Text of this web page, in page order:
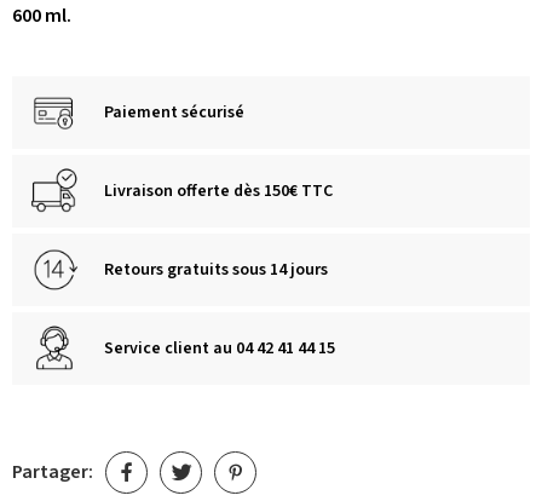
600 ml.
Paiement sécurisé
Livraison offerte dès 150€ TTC
Retours gratuits sous 14 jours
Service client au 04 42 41 44 15
Partager: